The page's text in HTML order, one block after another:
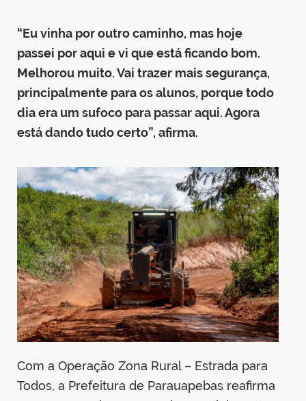
“Eu vinha por outro caminho, mas hoje
passei por aqui e vi que está ficando bom.
Melhorou muito. Vai trazer mais segurança,
principalmente para os alunos, porque todo
dia era um sufoco para passar aqui. Agora
está dando tudo certo”, afirma.
Com a Operação Zona Rural – Estrada para
Todos, a Prefeitura de Parauapebas reafirma